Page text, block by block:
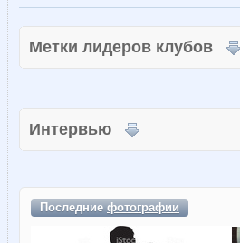
Метки лидеров клубов
Интервью
Последниефотографии